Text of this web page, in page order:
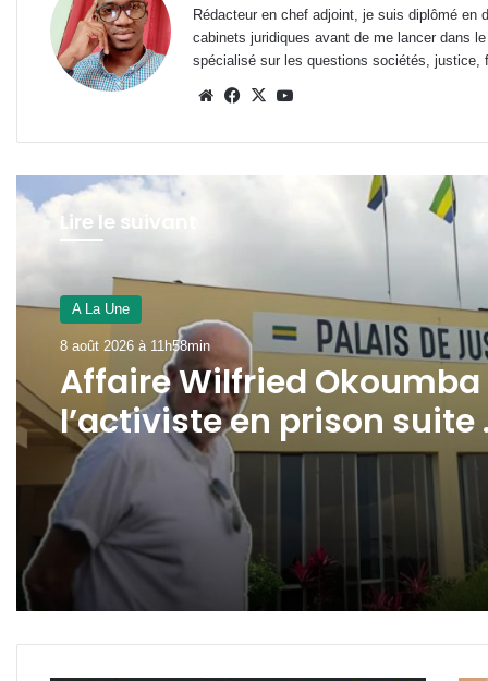
Rédacteur en chef adjoint, je suis diplômé
cabinets juridiques avant de me lancer dans
spécialisé sur les questions sociétés,
WebsiteFacebook
X
Lire le suivant
A La Une
8 août 2026 à 11h58min
Affaire Wilfried Okoumba
l’activiste en prison suite
la plainte de Pierre Duro !